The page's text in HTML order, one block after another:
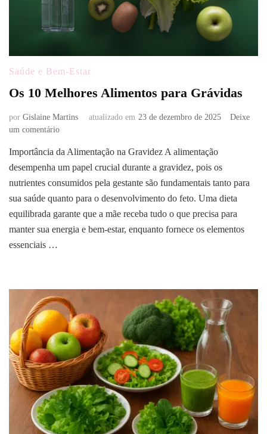
Saúde e Bem-Estar
Os 10 Melhores Alimentos para Grávidas
por Gislaine Martins atualizado em 23 de dezembro de 2025
Deixe
um comentárioem
10
Melhores
Alimentos
Grávidas
Importância da Alimentação na Gravidez A alimentação
desempenha um papel crucial durante a gravidez, pois os
nutrientes consumidos pela gestante são fundamentais tanto para
sua saúde quanto para o desenvolvimento do feto. Uma dieta
equilibrada garante que a mãe receba tudo o que precisa para
manter sua energia e bem-estar, enquanto fornece os elementos
essenciais …